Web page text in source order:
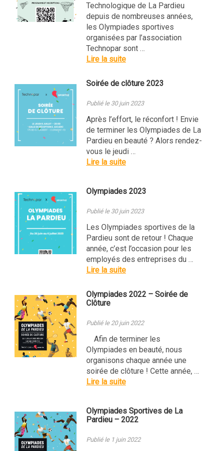
Technologique de La Pardieu
depuis de nombreuses années,
les Olympiades sportives
organisées par l’association
Technopar sont …
Lire la suite
Soirée de clôture 2023
Publié le 30 juin 2023
Après l’effort, le réconfort ! Envie
de terminer les Olympiades de La
Pardieu en beauté ? Alors rendez-
vous le jeudi …
Lire la suite
Olympiades 2023
Publié le 30 juin 2023
Les Olympiades sportives de la
Pardieu sont de retour ! Chaque
année, c’est l’occasion pour les
employés des entreprises du …
Lire la suite
Olympiades 2022 – Soirée de
Clôture
Publié le 20 juin 2022
Afin de terminer les
Olympiades en beauté, nous
organisons chaque année une
soirée de clôture ! Cette année, …
Lire la suite
Olympiades Sportives de La
Pardieu – 2022
Publié le 1 juin 2022